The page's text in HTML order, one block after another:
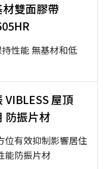
雙面膠帶
性能 無基材和低
VIBLESS 屋頂
防振片材
位有效抑制影響居住
能防振片材